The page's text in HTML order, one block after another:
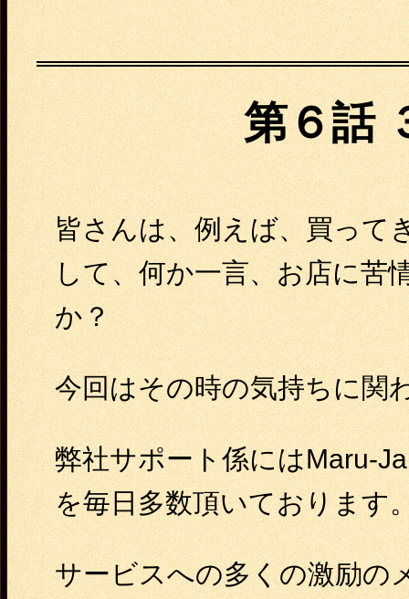
第６話
皆さんは、例えば、買って
して、何か一言、お店に苦
か？
今回はその時の気持ちに関
弊社サポート係にはMaru-
を毎日多数頂いております
サービスへの多くの激励の